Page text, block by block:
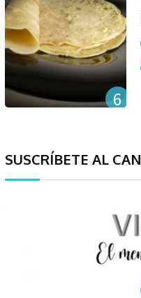
6
SUSCRÍBETE AL